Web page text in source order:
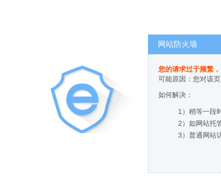
网站防火墙
您的请求过于频繁
可能原因：您对该
如何解决：
1）稍等一段
2）如网站托
3）普通网站